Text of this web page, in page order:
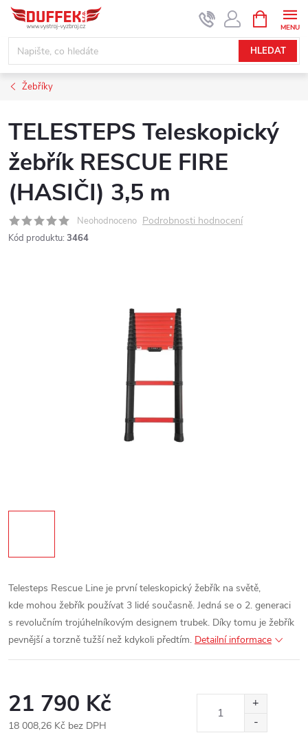
Přejít
obsah
HLEDAT
NÁKUPNÍ
KOŠÍK
Žebříky
TELESTEPS Teleskopický
žebřík RESCUE FIRE
(HASIČI) 3,5 m
Neohodnoceno Podrobnosti hodnocení
Kód produktu: 3464
Telesteps Rescue Line je první teleskopický žebřík na světě,
kde mohou žebřík používat 3 lidé současně. Jedná se o 2. generaci
s revolučním trojúhelníkovým designem trubek. Díky tomu je žebřík
pevnější a torzně tužší než kdykoli předtím. Detailní informace
21 790 Kč
18 008,26 Kč bez DPH